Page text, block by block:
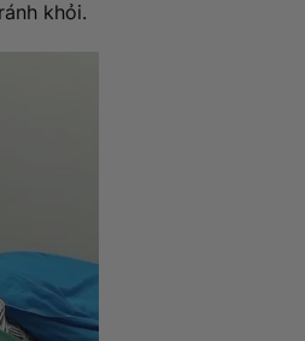
khỏi.